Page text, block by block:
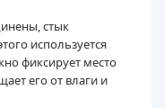
стык
используется
фиксирует место
его от влаги и